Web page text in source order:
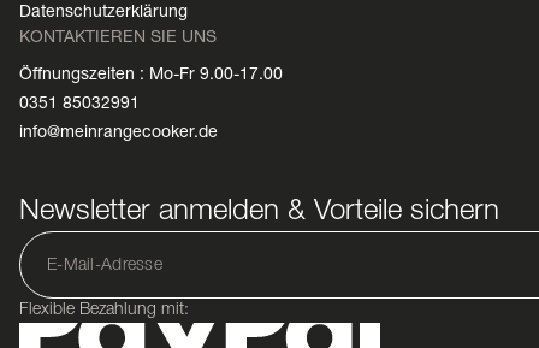
Datenschutzerklärung
KONTAKTIEREN SIE UNS
Öffnungszeiten : Mo-Fr 9.00-17.00
0351 85032991
info@meinrangecooker.de
Newsletter anmelden & Vorteile sichern
Flexible Bezahlung mit: